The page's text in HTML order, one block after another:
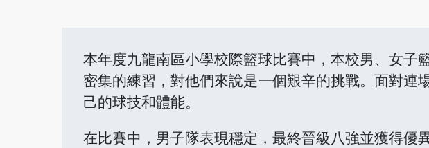
本年度九龍南區小學校際籃球比賽中，本校男、女子
密集的練習，對他們來說是一個艱辛的挑戰。面對連
己的球技和體能。
在比賽中，男子隊表現穩定，最終晉級八強並獲得優